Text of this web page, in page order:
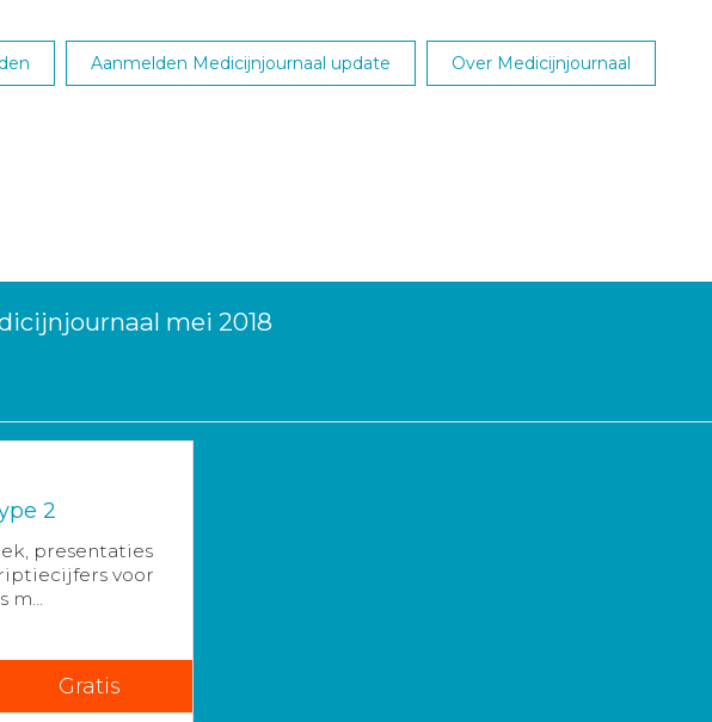
Aanmelden Medicijnjournaal update Over Medicijnjournaal
mei 2018
2
presentaties
voor
m...
Gratis